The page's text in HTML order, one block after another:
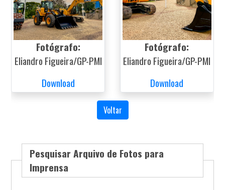
Fotógrafo:
Eliandro Figueira/GP-PMI
Download
Fotógrafo:
Eliandro Figueira/GP-PMI
Download
Voltar
Pesquisar Arquivo de Fotos para
Imprensa